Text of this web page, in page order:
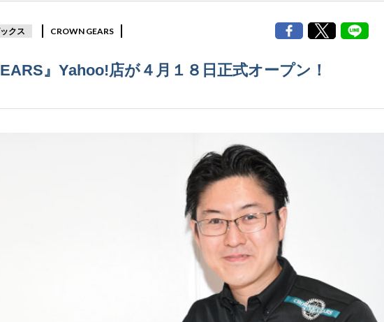
クス CROWN GEARS
』Yahoo!店が４月１８日正式オープン！